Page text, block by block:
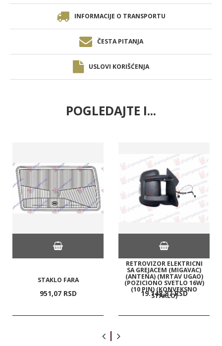
INFORMACIJE O TRANSPORTU
ČESTA PITANJA
USLOVI KORIŠĆENJA
POGLEDAJTE I...
STAKLO FARA
951,07 RSD
RETROVIZOR ELEKTRICNI
SA GREJACEM (MIGAVAC)
(ANTENA) (MRTAV UGAO)
(POZICIONO SVETLO 16W)
(10 PIN) (KONVEKSNO
STAKLO)
19.148,87 RSD